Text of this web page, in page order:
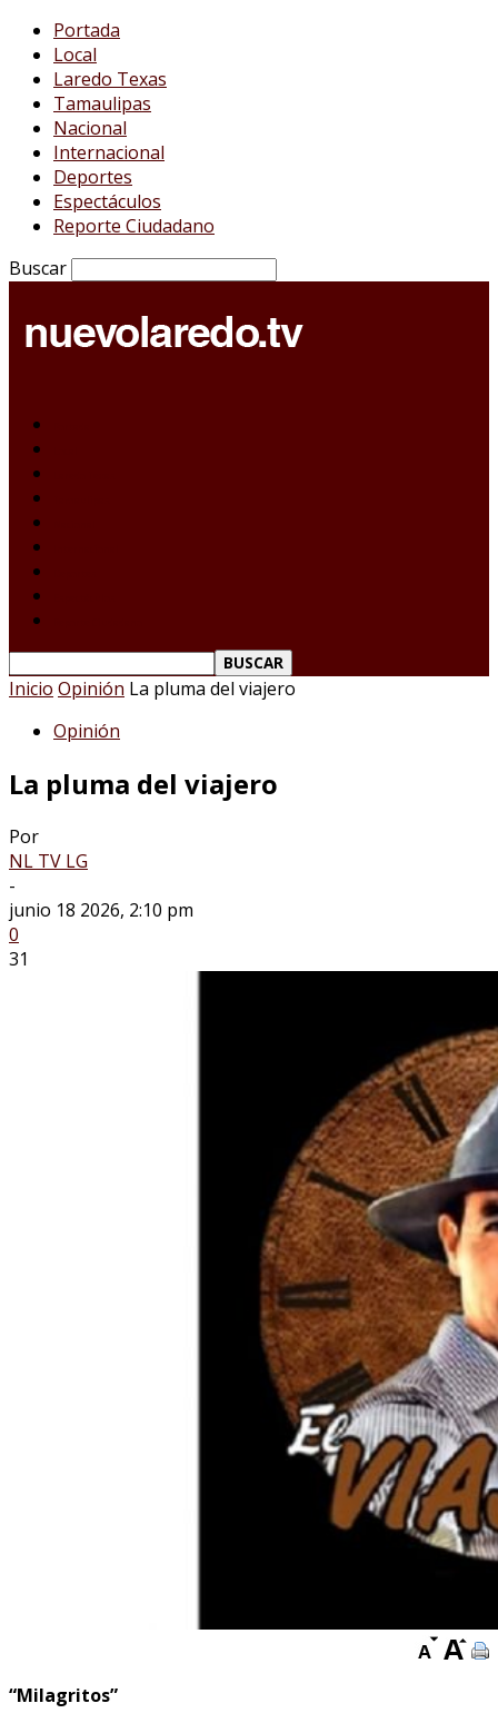
Portada
Local
Laredo Texas
Tamaulipas
Nacional
Internacional
Deportes
Espectáculos
Reporte Ciudadano
Buscar
Inicio Opinión La pluma del viajero
Opinión
La pluma del viajero
Por
NL TV LG
-
junio 18 2026, 2:10 pm
0
31
“Milagritos”